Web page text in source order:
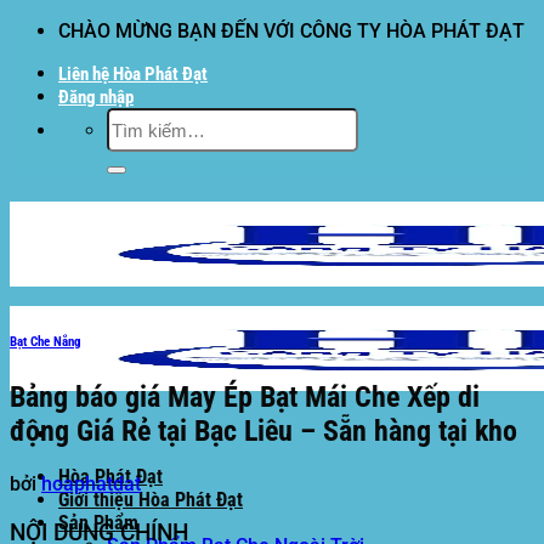
dung
CHÀO MỪNG BẠN ĐẾN VỚI CÔNG TY HÒA PHÁT ĐẠT
Liên hệ Hòa Phát Đạt
Đăng nhập
Tìm
kiếm:
Hòa Phát Đạt
Giới thiệu Hòa Phát Đạt
Sản Phẩm
Bạt Che Nắng
Bảng báo giá May Ép Bạt Mái Che Xếp di
động Giá Rẻ tại Bạc Liêu – Sẵn hàng tại kho
bởihoaphatdat
NỘI DUNG CHÍNH